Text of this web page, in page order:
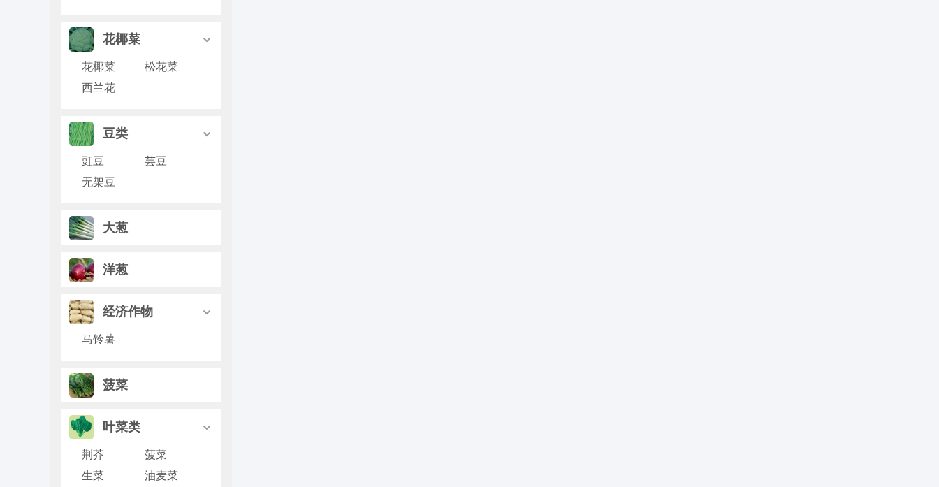
花椰菜 
花椰菜
松花菜
西兰花
豆类 
豇豆
芸豆
无架豆
大葱
洋葱
经济作物 
马铃薯
菠菜
叶菜类 
荆芥
菠菜
生菜
油麦菜